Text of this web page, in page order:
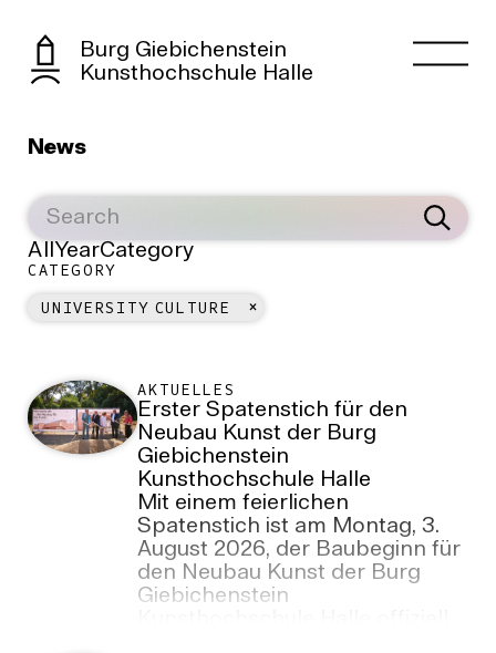
Burg Giebichenstein
Kunsthochschule Halle
News
AllYearCategory
CATEGORY
UNIVERSITY CULTURE
AKTUELLES
Erster Spatenstich für den
Neubau Kunst der Burg
Giebichenstein
Kunsthochschule Halle
Mit einem feierlichen
Spatenstich ist am Montag, 3.
August 2026, der Baubeginn für
den Neubau Kunst der Burg
Giebichenstein